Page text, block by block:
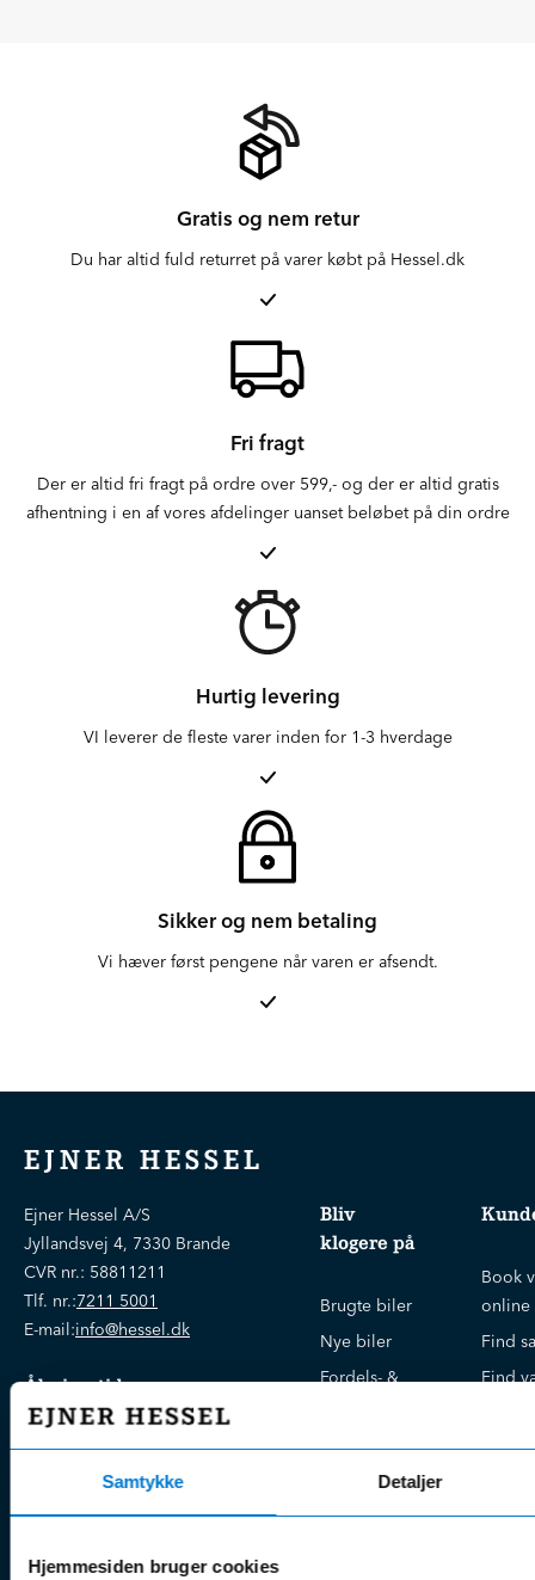
Samtykke Detaljer
Hjemmesiden bruger cookies
Gratis og nem retur
Du har altid fuld returret på varer købt på Hessel.dk
Fri fragt
Der er altid fri fragt på ordre over 599,- og der er altid gratis
afhentning i en af vores afdelinger uanset beløbet på din ordre
Hurtig levering
VI leverer de fleste varer inden for 1-3 hverdage
Sikker og nem betaling
Vi hæver først pengene når varen er afsendt.
EJNER HESSEL
Ejner Hessel A/S
Jyllandsvej 4, 7330 Brande
CVR nr.: 58811211
Tlf. nr.:7211 5001
E-mail:info@hessel.dk
Åbningstider
Man - Fre:
07.30 - 17.30
Weekend:
Bliv
klogere på
Brugte biler
Nye biler
Fordels- &
Book
online
Find
Find